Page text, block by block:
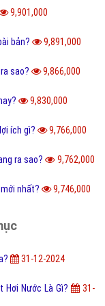
9,901,000
bản? 9,891,000
sao? 9,866,000
9,830,000
ích gì? 9,766,000
ra sao? 9,762,000
nhất? 9,746,000
31-12-2024
Hơi Nước Là Gì?
31-